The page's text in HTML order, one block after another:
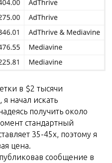
в $2 тысячи
начал искать
получить около
стандартный
35-45x, поэтому я
цена.
сообщение в